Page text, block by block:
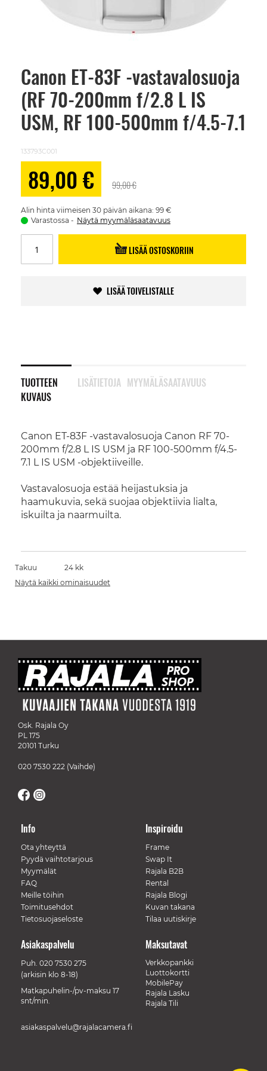
Canon ET-83F -vastavalosuoja
(RF 70-200mm f/2.8 L IS
USM, RF 100-500mm f/4.5-7.1
133793C001
89,00 € 99,00 €
Alin hinta viimeisen 30 päivän aikana: 99 €
Varastossa
Näytä myymäläsaatavuus
LISÄÄ OSTOSKORIIN
LISÄÄ TOIVELISTALLE
TUOTTEEN
KUVAUS
Canon ET-83F -vastavalosuoja Canon RF 70-
200mm f/2.8 L IS USM ja RF 100-500mm f/4.5-
7.1 L IS USM -objektiiveille.
Vastavalosuoja estää heijastuksia ja
haamukuvia, sekä suojaa objektiivia lialta,
iskuilta ja naarmuilta.
LISÄTIETOJA MYYMÄLÄSAATAVUUS
Skip
beginning
images
Takuu
24 kk
Näytä kaikki ominaisuudet
Osk. Rajala Oy
PL 175
20101 Turku
020 7530 222 (Vaihde)
Info
Ota yhteyttä
Pyydä vaihtotarjous
Myymälät
FAQ
Meille töihin
Toimitusehdot
Tietosuojaseloste
Inspiroidu
Frame
Swap It
Rajala B2B
Rental
Rajala Blogi
Kuvan takana
Tilaa uutiskirje
Maksutavat
Verkkopankki
Luottokortti
MobilePay
Rajala Lasku
Rajala Tili
Asiakaspalvelu
Puh. 020 7530 275
(arkisin klo 8-18)
Matkapuhelin-/pv-maksu 17
snt/min.
asiakaspalvelu@rajalacamera.fi